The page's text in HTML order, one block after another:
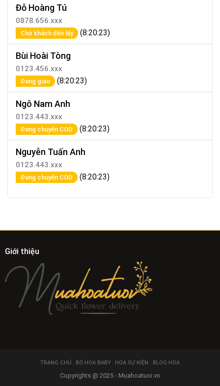
Đỗ Hoàng Tú
0878.656.xxx
Chờ khách đến lấy (8:20:23)
Bùi Hoài Tòng
0123.456.xxx
Đang giao (8:20:23)
Ngô Nam Anh
0123.443.xxx
Đang chuyển COD (8:20:23)
Nguyễn Tuấn Anh
0123.443.xxx
Đang chuyển COD (8:20:23)
Giới thiệu
TRANG CHỦ BÓ HOA BABY HOA SỰ KIỆN BLOG HOA
Copyrights @ 2025 - Muahoatuoi.vn